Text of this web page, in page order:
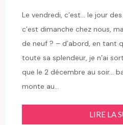
Le vendredi, c’est… le jour
c’est dimanche chez nous,
de neuf ? – d’abord, en tant
toute sa splendeur, je n’ai
que le 2 décembre au soir…
monte au…
LIRE LA